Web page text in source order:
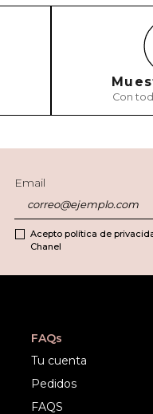
Con
Email
Acepto política de
Chanel
FAQs
Tu cuenta
Pedidos
FAQS